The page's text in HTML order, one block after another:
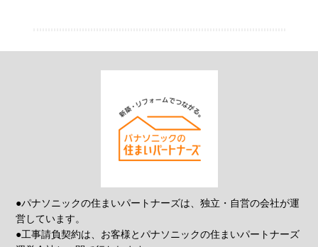
●パナソニックの住まいパートナーズは、独立・自営の会社が運
営しています。
●工事請負契約は、お客様とパナソニックの住まいパートナーズ